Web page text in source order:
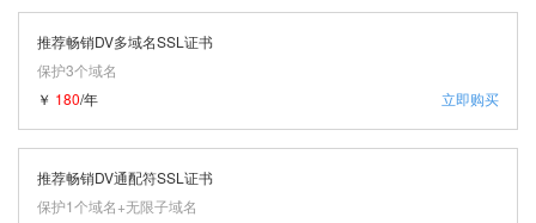
推荐畅销DV多域名SSL证书
保护3个域名
立即购买
￥ 180/年
推荐畅销DV通配符SSL证书
保护1个域名+无限子域名